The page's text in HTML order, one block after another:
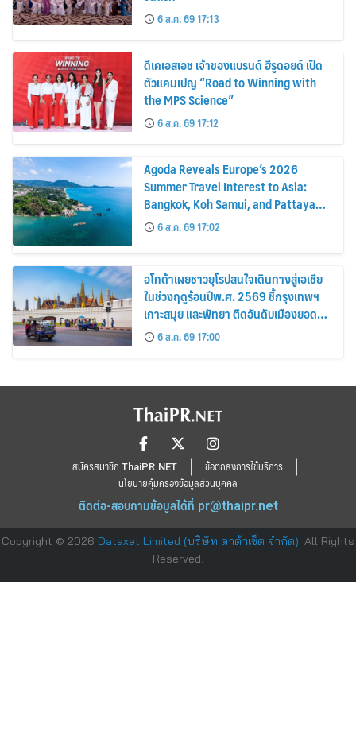
6 ส.ค. 69 17:13
ดีเคเอสเอช เจ้าของแบรนด์ ฮีรูดอยด์ เปิด
ตัวแคมเปญ “Road to Winning with
the MPS Science”
6 ส.ค. 69 17:12
Agoda Reveals Europe’s 2026
Summer Travel Interest to Asia:
Bangkok, Koh Samui, and Pattaya
Among the Top Cities
6 ส.ค. 69 17:02
อโกด้าเผยชาวยุโรปสนใจเดินทางสู่เอเชีย
ในช่วงฤดูร้อนปีพ.ศ. 2569 ชี้กรุงเทพฯ
เกาะสมุย และพัทยา ติดอันดับเมืองยอด
นิยม6 ส.ค. 69 17:00
สมัครสมาชิก ThaiPR.NET
ข้อตกลงการใช้บริการ
นโยบายคุ้มครองข้อมูลส่วนบุคคล
ติดต่อ-สอบถามข้อมูลได้ที่ pr@thaipr.net
Copyright © 2026 Dataxet Limited (บริษัท ดาต้าเซ็ต จำกัด). All Rights
Reserved.